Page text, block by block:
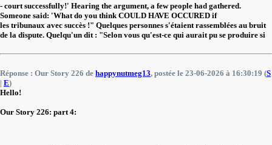
- court successfully!' Hearing the argument, a few people had gathered.
Someone said: 'What do you think COULD HAVE OCCURED if
les tribunaux avec succès !" Quelques personnes s'étaient rassemblées au bruit
de la dispute. Quelqu'un dit : "Selon vous qu'est-ce qui aurait pu se produire si
Réponse : Our Story 226 de happynutmeg13, postée le 23-06-2026 à 16:30:19 (S
| E)
Hello!
Our Story 226: part 4: